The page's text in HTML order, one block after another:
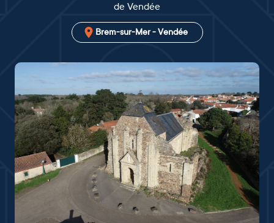
de Vendée
Brem-sur-Mer - Vendée